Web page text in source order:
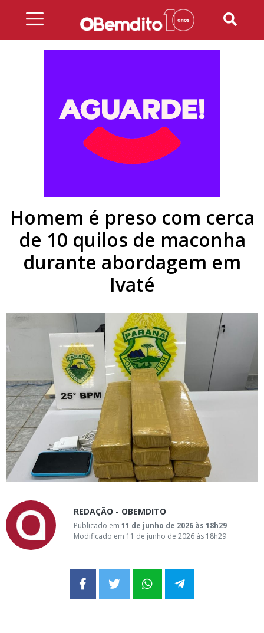
Homem é preso com cerca
de 10 quilos de maconha
durante abordagem em
Ivaté
REDAÇÃO - OBEMDITO
Publicado em 11 de junho de 2026 às 18h29-
Modificado em 11 de junho de 2026 às 18h29